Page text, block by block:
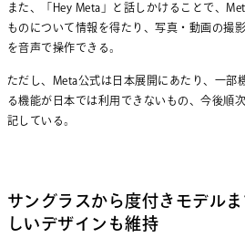
また、「Hey Meta」と話しかけることで、
ものについて情報を得たり、写真・動画の撮
を音声で操作できる。
ただし、Meta公式は日本展開にあたり、一部
る機能が日本では利用できないもの、今後順
記している。
サングラスから度付きモデル
しいデザインも維持